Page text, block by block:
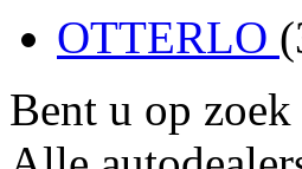
OTTERLO
Bent u op zoek